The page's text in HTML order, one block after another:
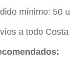
mínimo: 50
a todo